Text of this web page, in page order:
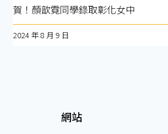
賀！顏歆霓同學錄取彰化女中
2024 年 8 月 9 日
網站